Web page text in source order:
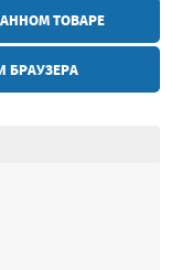
ТОВАРЕ
БРАУЗЕРА